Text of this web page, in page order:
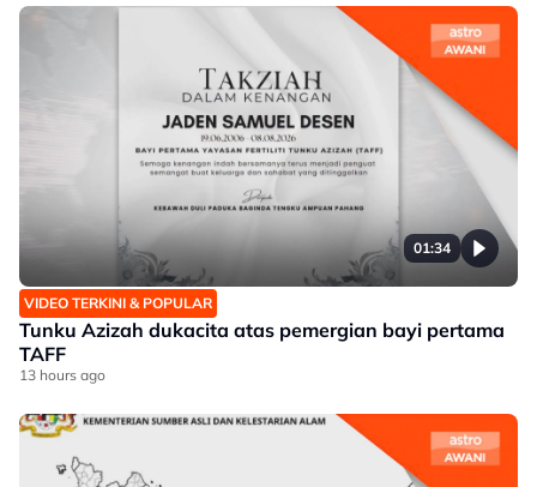
01:34
VIDEO TERKINI & POPULAR
Tunku Azizah dukacita atas pemergian bayi pertama
TAFF
13 hours ago